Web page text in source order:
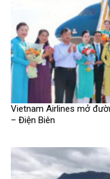
Vietnam Airlines mở
– Điện Biên